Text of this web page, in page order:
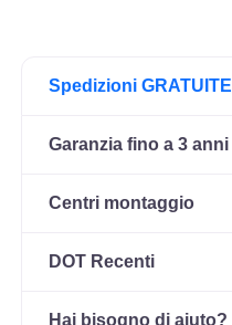
Spedizioni GRATUITE
Garanzia fino a 3 anni
Centri montaggio
DOT Recenti
Hai bisogno di aiuto?